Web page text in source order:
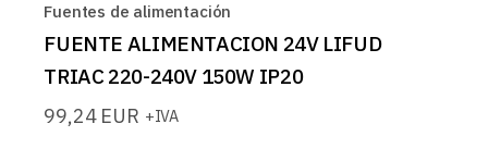
Fuentes de alimentación
FUENTE ALIMENTACION 24V LIFUD
TRIAC 220-240V 150W IP20
99,24 EUR +IVA